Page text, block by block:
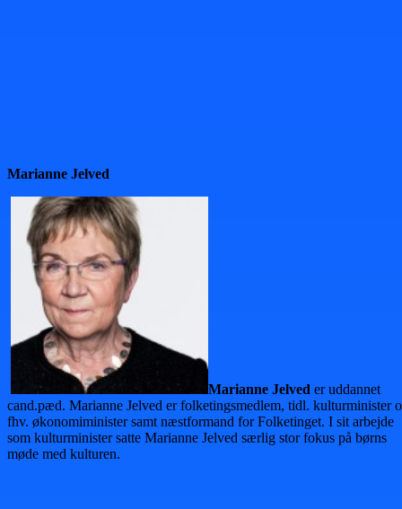
Marianne Jelved
Marianne Jelved er uddannet
cand.pæd. Marianne Jelved er folketingsmedlem, tidl. kulturminister
fhv. økonomiminister samt næstformand for Folketinget. I sit arbejde
som kulturminister satte Marianne Jelved særlig stor fokus på børns
møde med kulturen.